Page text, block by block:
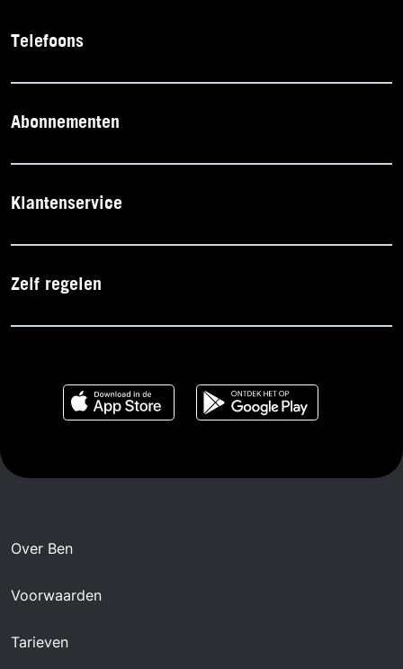
Telefoons
Abonnementen
Klantenservice
Zelf regelen
Over Ben
Voorwaarden
Tarieven